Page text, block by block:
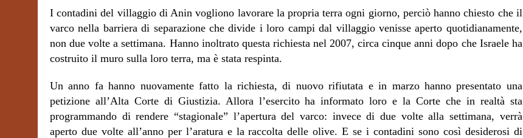
I contadini del villaggio di Anin vogliono lavorare la propria terra ogni giorno, perciò hanno chiesto che il
varco nella barriera di separazione che divide i loro campi dal villaggio venisse aperto quotidianamente,
non due volte a settimana. Hanno inoltrato questa richiesta nel 2007, circa cinque anni dopo che Israele ha
costruito il muro sulla loro terra, ma è stata respinta.
Un anno fa hanno nuovamente fatto la richiesta, di nuovo rifiutata e in marzo hanno presentato una
petizione all’Alta Corte di Giustizia. Allora l’esercito ha informato loro e la Corte che in realtà sta
programmando di rendere “stagionale” l’apertura del varco: invece di due volte alla settimana, verrà
aperto due volte all’anno per l’aratura e la raccolta delle olive. E se i contadini sono così desiderosi di